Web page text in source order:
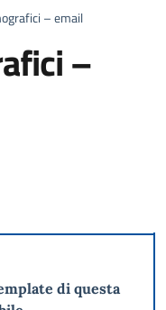
– email
–
di questa